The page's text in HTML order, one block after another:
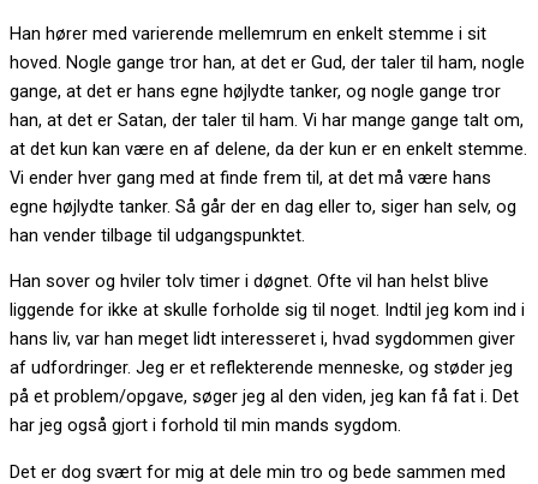
Han hører med varierende mellemrum en enkelt stemme i sit
hoved. Nogle gange tror han, at det er Gud, der taler til ham, nogle
gange, at det er hans egne højlydte tanker, og nogle gange tror
han, at det er Satan, der taler til ham. Vi har mange gange talt om,
at det kun kan være en af delene, da der kun er en enkelt stemme.
Vi ender hver gang med at finde frem til, at det må være hans
egne højlydte tanker. Så går der en dag eller to, siger han selv, og
han vender tilbage til udgangspunktet.
Han sover og hviler tolv timer i døgnet. Ofte vil han helst blive
liggende for ikke at skulle forholde sig til noget. Indtil jeg kom ind i
hans liv, var han meget lidt interesseret i, hvad sygdommen giver
af udfordringer. Jeg er et reflekterende menneske, og støder jeg
på et problem/opgave, søger jeg al den viden, jeg kan få fat i. Det
har jeg også gjort i forhold til min mands sygdom.
Det er dog svært for mig at dele min tro og bede sammen med